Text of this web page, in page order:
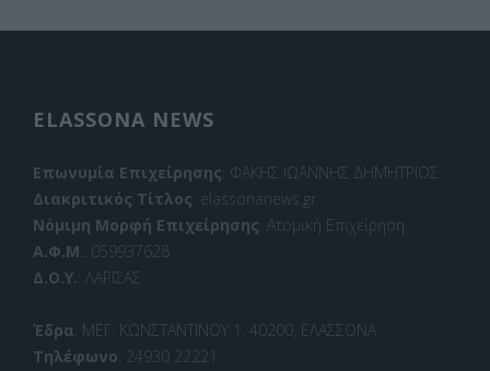
ELASSONA NEWS
Επωνυμία Επιχείρησης: ΦΑΚΗΣ ΙΩΑΝΝΗΣ ΔΗΜΗΤΡΙΟΣ
Διακριτικός Τίτλος: elassonanews.gr
Νόμιμη Μορφή Επιχείρησης: Ατομική Επιχείρηση
Α.Φ.Μ .: 059937628
Δ.Ο.Υ.: ΛΑΡΙΣΑΣ
Έδρα: ΜΕΓ. ΚΩΝΣΤΑΝΤΙΝΟΥ 1, 40200, ΕΛΑΣΣΟΝΑ
Τηλέφωνο: 24930 22221